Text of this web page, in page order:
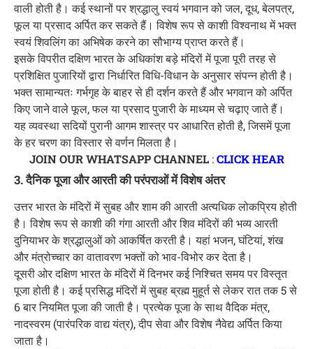
वाली होती है। कई स्थानों पर श्रद्धालु स्वयं भगवान को जल, दूध, बेलपत्र,
फूल या प्रसाद अर्पित कर सकते हैं। विशेष रूप से काशी विश्वनाथ में भक्त
स्वयं शिवलिंग का अभिषेक करने का सौभाग्य प्राप्त करते हैं।
इसके विपरीत दक्षिण भारत के अधिकांश बड़े मंदिरों में पूजा पूरी तरह से
प्रशिक्षित पुजारियों द्वारा निर्धारित विधि-विधान के अनुसार संपन्न होती है।
भक्त सामान्यतः गर्भगृह के बाहर से ही दर्शन करते हैं और भगवान को अर्पित
किए जाने वाले फूल, फल या प्रसाद पुजारी के माध्यम से चढ़ाए जाते हैं।
यह व्यवस्था सदियों पुरानी आगम शास्त्र पर आधारित होती है, जिसमें पूजा
के हर चरण का विस्तार से वर्णन मिलता है।
JOIN OUR WHATSAPP CHANNEL:CLICK HEAR
3. दैनिक पूजा और आरती की परंपराओं में विशेष अंतर
उत्तर भारत के मंदिरों में सुबह और शाम की आरती अत्यधिक लोकप्रिय होती
है। विशेष रूप से काशी की गंगा आरती और शिव मंदिरों की भव्य आरती
दुनियाभर के श्रद्धालुओं को आकर्षित करती है। यहां भजन, घंटियां, शंख
और मंत्रोच्चार का वातावरण भक्तों को भाव-विभोर कर देता है।
दूसरी ओर दक्षिण भारत के मंदिरों में दिनभर कई निश्चित समय पर विस्तृत
पूजा होती है। कई प्रसिद्ध मंदिरों में सुबह ब्रह्म मुहूर्त से लेकर रात तक 5 से
6 बार नियमित पूजा की जाती है। प्रत्येक पूजा के साथ वैदिक मंत्र,
नादस्वरम (पारंपरिक वाद्य यंत्र), दीप सेवा और विशेष नैवेद्य अर्पित किया
जाता है।